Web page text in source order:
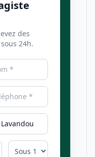
des
24h.